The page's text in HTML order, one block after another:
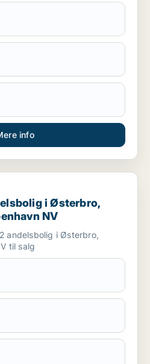
info
i Østerbro, Nørrebro eller
i Østerbro,
NV
andelsbolig i Østerbro,
til salg